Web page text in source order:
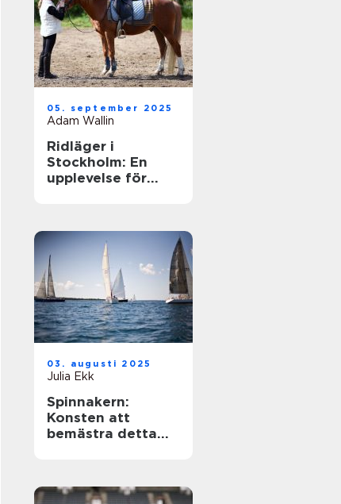
05. september 2025
Adam Wallin
Ridläger i
Stockholm: En
upplevelse för
03. augusti 2025
Julia Ekk
Spinnakern:
Konsten att
bemästra detta